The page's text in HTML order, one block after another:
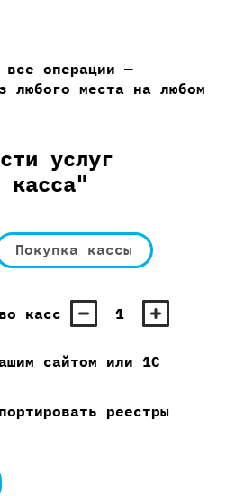
операции —
любого места на любом
услуг
касса"
Покупка кассы
касс 1
сайтом или 1С
реестры